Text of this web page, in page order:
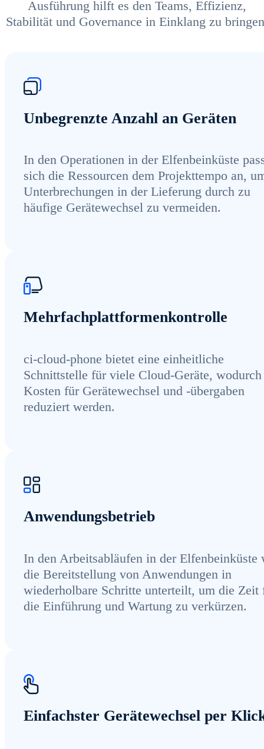
Ausführung hilft es den Teams, Effizienz,
Stabilität und Governance in Einklang zu
Unbegrenzte Anzahl an Geräten
In den Operationen in der Elfenbeinküste
sich die Ressourcen dem Projekttempo an,
Unterbrechungen in der Lieferung durch zu
häufige Gerätewechsel zu vermeiden.
Mehrfachplattformenkontrolle
ci-cloud-phone bietet eine einheitliche
Schnittstelle für viele Cloud-Geräte,
Kosten für Gerätewechsel und -übergaben
reduziert werden.
Anwendungsbetrieb
In den Arbeitsabläufen in der Elfenbeinküste
die Bereitstellung von Anwendungen in
wiederholbare Schritte unterteilt, um die Zeit
die Einführung und Wartung zu verkürzen.
Einfachster Gerätewechsel per